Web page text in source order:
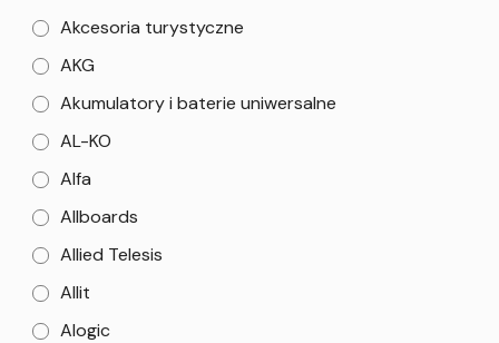
Akcesoria turystyczne
AKG
Akumulatory i baterie uniwersalne
AL-KO
Alfa
Allboards
Allied Telesis
Allit
Alogic